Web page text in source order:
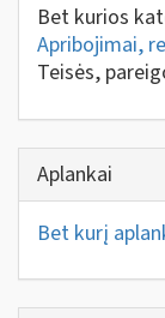
Bet kurios
Apribojimai,
Teisės,
Aplankai
Bet kurį